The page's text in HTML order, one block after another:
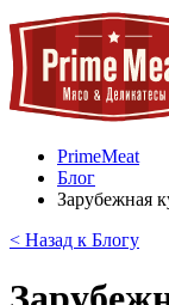
PrimeMeat
Блог
Зарубежная
< Назад к Блогу